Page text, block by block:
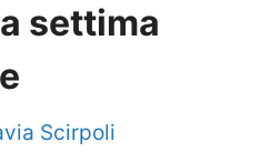
settima
Scirpoli